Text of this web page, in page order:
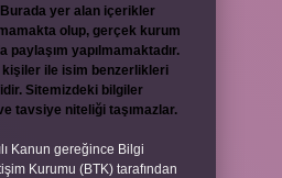
Burada yer alan içerikler
olup, gerçek kurum
paylaşım yapılmamaktadır.
ile isim benzerlikleri
Sitemizdeki bilgiler
tavsiye niteliği taşımazlar.
Kanun gereğince Bilgi
Kurumu (BTK) tarafından